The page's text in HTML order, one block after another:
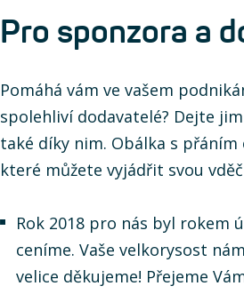
Pro sponzora a
Pomáhá vám ve vašem
spolehliví dodavatelé? Dejte
také díky nim. Obálka s
které můžete vyjádřit svou
Rok 2018 pro nás byl rokem
ceníme. Vaše velkorysost
velice děkujeme! Přejeme